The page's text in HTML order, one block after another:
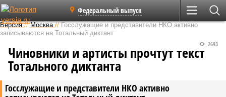
Федеральный выпуск
Версия //Москва //Госслужащие и представители НКО активно
записываются на Тотальный диктант
Госслужащие и представители НКО активно
2693
Чиновники и артисты прочтут текст
Тотального диктанта